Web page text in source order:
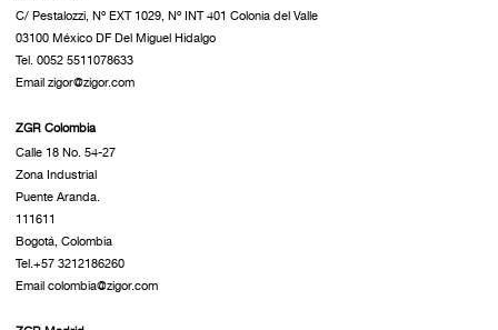
C/ Pestalozzi, Nº EXT 1029, Nº INT 401 Colonia del Valle
03100 México DF Del Miguel Hidalgo
Tel. 0052 5511078633
Email zigor@zigor.com
ZGR Colombia
Calle 18 No. 54-27
Zona Industrial
Puente Aranda.
111611
Bogotá, Colombia
Tel.+57 3212186260
Email colombia@zigor.com